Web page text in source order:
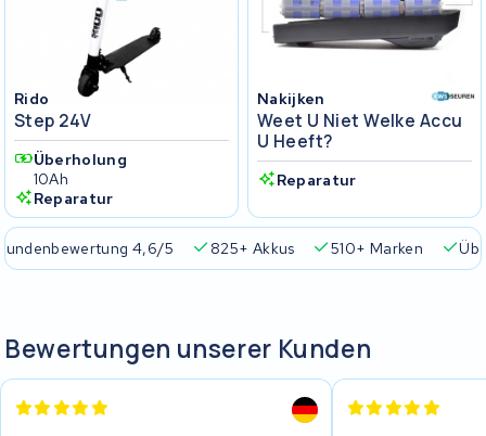
Rido
Step 24V
Überholung
10Ah
Reparatur
Nakijken
Weet U Niet Welke Accu
U Heeft?
Reparatur
4,6/5 825+ Akkus 510+ Marken
Bewertungen unserer Kunden